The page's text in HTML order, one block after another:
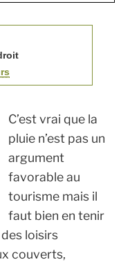
C’est vrai que la
pluie n’est pas un
argument
favorable au
tourisme mais il
faut bien en tenir
loisirs
couverts,